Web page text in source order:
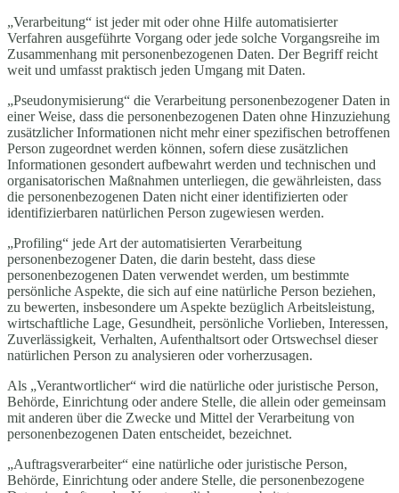
„Verarbeitung“ ist jeder mit oder ohne Hilfe automatisierter
Verfahren ausgeführte Vorgang oder jede solche Vorgangsreihe im
Zusammenhang mit personenbezogenen Daten. Der Begriff reicht
weit und umfasst praktisch jeden Umgang mit Daten.
„Pseudonymisierung“ die Verarbeitung personenbezogener Daten in
einer Weise, dass die personenbezogenen Daten ohne Hinzuziehung
zusätzlicher Informationen nicht mehr einer spezifischen betroffenen
Person zugeordnet werden können, sofern diese zusätzlichen
Informationen gesondert aufbewahrt werden und technischen und
organisatorischen Maßnahmen unterliegen, die gewährleisten, dass
die personenbezogenen Daten nicht einer identifizierten oder
identifizierbaren natürlichen Person zugewiesen werden.
„Profiling“ jede Art der automatisierten Verarbeitung
personenbezogener Daten, die darin besteht, dass diese
personenbezogenen Daten verwendet werden, um bestimmte
persönliche Aspekte, die sich auf eine natürliche Person beziehen,
zu bewerten, insbesondere um Aspekte bezüglich Arbeitsleistung,
wirtschaftliche Lage, Gesundheit, persönliche Vorlieben, Interessen,
Zuverlässigkeit, Verhalten, Aufenthaltsort oder Ortswechsel dieser
natürlichen Person zu analysieren oder vorherzusagen.
Als „Verantwortlicher“ wird die natürliche oder juristische Person,
Behörde, Einrichtung oder andere Stelle, die allein oder gemeinsam
mit anderen über die Zwecke und Mittel der Verarbeitung von
personenbezogenen Daten entscheidet, bezeichnet.
„Auftragsverarbeiter“ eine natürliche oder juristische Person,
Behörde, Einrichtung oder andere Stelle, die personenbezogene